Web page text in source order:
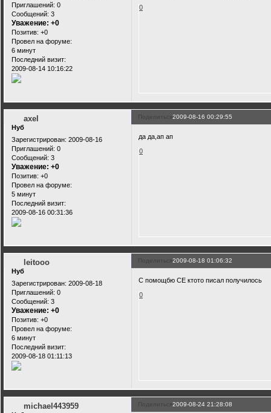
Приглашений: 0
Сообщений: 3
Уважение: +0
Позитив: +0
Провел на форуме:
6 минут
Последний визит:
2009-08-14 10:16:22
0
Поделиться2009-08-16 00:29:55
axel
Нуб
Зарегистрирован: 2009-08-16
Приглашений: 0
Сообщений: 3
Уважение: +0
Позитив: +0
Провел на форуме:
5 минут
Последний визит:
2009-08-16 00:31:36
да да,ап ап
0
Поделиться2009-08-18 01:06:32
leitooo
Нуб
Зарегистрирован: 2009-08-18
Приглашений: 0
Сообщений: 3
Уважение: +0
Позитив: +0
Провел на форуме:
6 минут
Последний визит:
2009-08-18 01:11:13
С помощбю СЕ ктото писал получилось
0
Поделиться2009-08-24 21:28:08
michael443959